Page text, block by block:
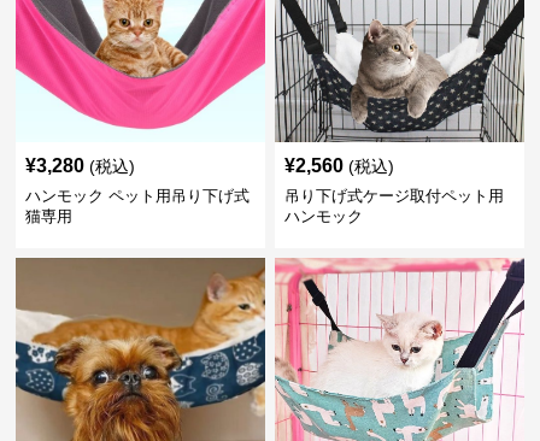
¥3,280 (税込)
ハンモック ペット用吊り下げ式
猫専用
¥2,560 (税込)
吊り下げ式ケージ取付ペット用
ハンモック